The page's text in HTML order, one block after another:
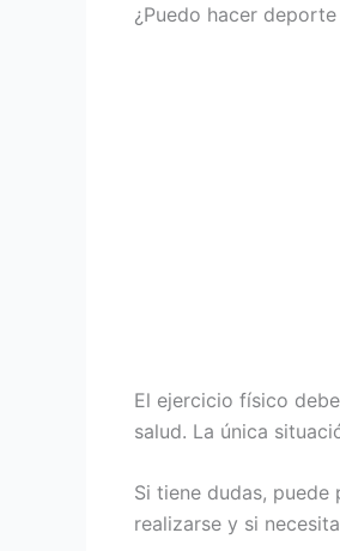
¿Puedo hacer
El ejercicio físico
salud. La única
Si tiene dudas,
realizarse y si